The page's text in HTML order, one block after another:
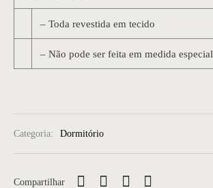
– Toda revestida em tecido
– Não pode ser feita em medida especial
Categoria: Dormitório
Compartilhar